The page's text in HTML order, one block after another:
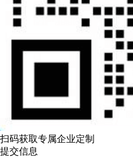
扫码获取专属企业定制
提交信息